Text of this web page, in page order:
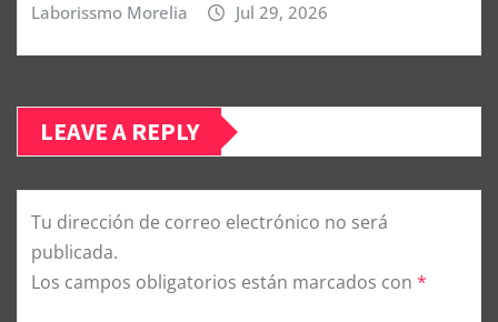
Laborissmo Morelia Jul 29, 2026
LEAVE A REPLY
Tu dirección de correo electrónico no será
publicada.
Los campos obligatorios están marcados con *